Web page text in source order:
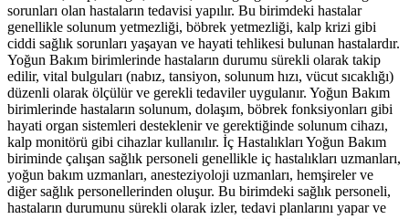
sorunları olan hastaların tedavisi yapılır. Bu birimdeki hastalar
genellikle solunum yetmezliği, böbrek yetmezliği, kalp krizi gibi
ciddi sağlık sorunları yaşayan ve hayati tehlikesi bulunan hastalardır.
Yoğun Bakım birimlerinde hastaların durumu sürekli olarak takip
edilir, vital bulguları (nabız, tansiyon, solunum hızı, vücut sıcaklığı)
düzenli olarak ölçülür ve gerekli tedaviler uygulanır. Yoğun Bakım
birimlerinde hastaların solunum, dolaşım, böbrek fonksiyonları gibi
hayati organ sistemleri desteklenir ve gerektiğinde solunum cihazı,
kalp monitörü gibi cihazlar kullanılır. İç Hastalıkları Yoğun Bakım
biriminde çalışan sağlık personeli genellikle iç hastalıkları uzmanları,
yoğun bakım uzmanları, anesteziyoloji uzmanları, hemşireler ve
diğer sağlık personellerinden oluşur. Bu birimdeki sağlık personeli,
hastaların durumunu sürekli olarak izler, tedavi planlarını yapar ve